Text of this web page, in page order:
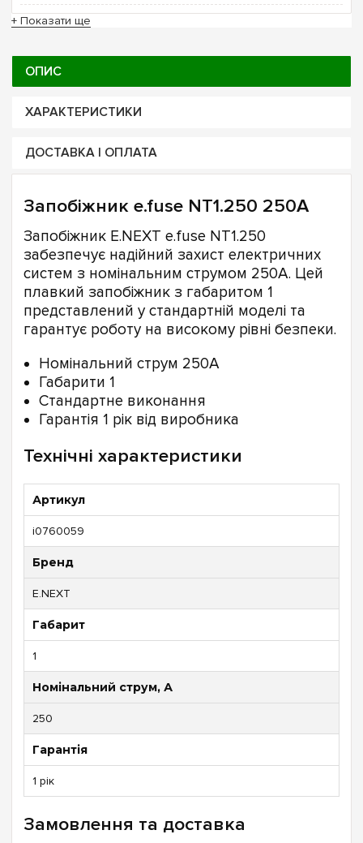
+ Показати ще
ОПИС
ХАРАКТЕРИСТИКИ
ДОСТАВКА І ОПЛАТА
Запобіжник e.fuse NT1.250 250А
Запобіжник E.NEXT e.fuse NT1.250
забезпечує надійний захист електричних
систем з номінальним струмом 250А. Цей
плавкий запобіжник з габаритом 1
представлений у стандартній моделі та
гарантує роботу на високому рівні безпеки.
Номінальний струм 250А
Габарити 1
Стандартне виконання
Гарантія 1 рік від виробника
Технічні характеристики
Артикул
i0760059
Бренд
E.NEXT
Габарит
1
Номінальний струм, А
250
Гарантія
1 рік
Замовлення та доставка